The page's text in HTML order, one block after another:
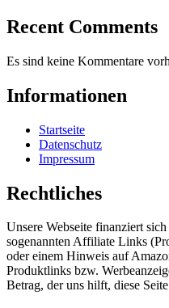
Recent Comments
Es sind keine Kommentare
Informationen
Startseite
Datenschutz
Impressum
Rechtliches
Unsere Webseite finanziert
sogenannten Affiliate Links
oder einem Hinweis auf
Produktlinks bzw.
Betrag, der uns hilft, diese